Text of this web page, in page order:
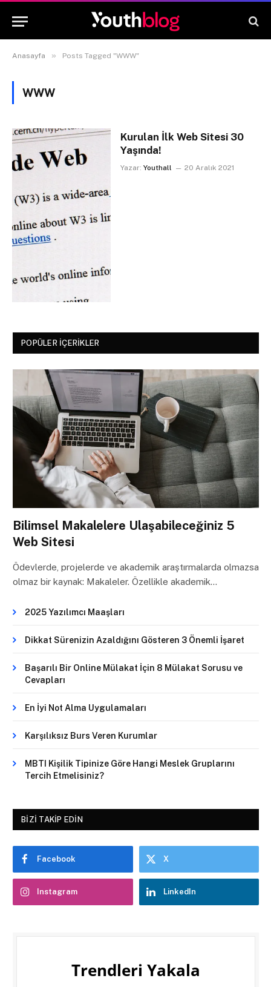
Anasayfa » Posts Tagged "WWW"
WWW
Kurulan İlk Web Sitesi 30
Yaşında!
Yazar: Youthall 20 Aralık 2021
POPÜLER İÇERIKLER
Bilimsel Makalelere Ulaşabileceğiniz 5
Web Sitesi
Ödevlerde, projelerde ve akademik araştırmalarda olmazsa
olmaz bir kaynak: Makaleler. Özellikle akademik…
2025 Yazılımcı Maaşları
Dikkat Sürenizin Azaldığını Gösteren 3 Önemli İşaret
Başarılı Bir Online Mülakat İçin 8 Mülakat Sorusu ve
Cevapları
En İyi Not Alma Uygulamaları
Karşılıksız Burs Veren Kurumlar
MBTI Kişilik Tipinize Göre Hangi Meslek Gruplarını
Tercih Etmelisiniz?
BIZI TAKIP EDIN
Facebook X
Instagram LinkedIn
Trendleri Yakala